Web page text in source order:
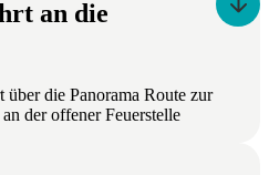
an die
über die Panorama Route zur
der offener Feuerstelle